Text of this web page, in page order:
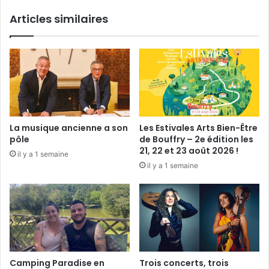
e
ô
m
o
i
s
n
Articles similaires
La musique ancienne a son
pôle
il y a 1 semaine
Les Estivales Arts Bien-Être
de Bouffry – 2e édition les
21, 22 et 23 août 2026 !
il y a 1 semaine
Camping Paradise en
Trois concerts, trois